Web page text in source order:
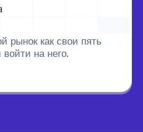
рынок как свои пять
на него.